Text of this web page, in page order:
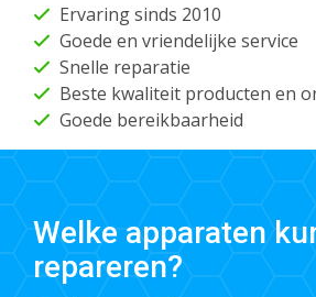
Ervaring sinds 2010
Goede en vriendelijke service
Snelle reparatie
Beste kwaliteit producten en
Goede bereikbaarheid
Welke apparaten
repareren?